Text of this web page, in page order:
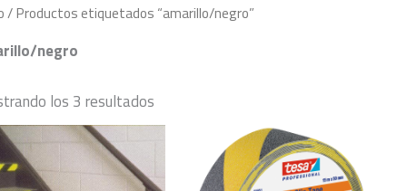
/ Productos etiquetados “amarillo/negro”
negro
los 3 resultados